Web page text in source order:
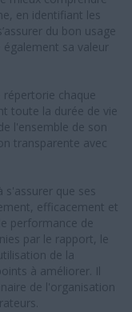
en identifiant les
du bon usage
sa valeur
répertorie chaque
toute la durée de vie
l'ensemble de son
transparente avec
s'assurer que ses
efficacement et
performance de
par le rapport, le
de la
à améliorer. Il
de l'organisation